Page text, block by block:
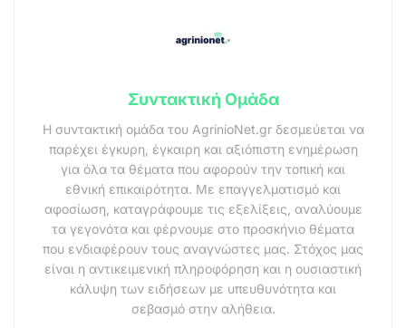
Συντακτική Ομάδα
Η συντακτική ομάδα του AgrinioNet.gr δεσμεύεται να
παρέχει έγκυρη, έγκαιρη και αξιόπιστη ενημέρωση
για όλα τα θέματα που αφορούν την τοπική και
εθνική επικαιρότητα. Με επαγγελματισμό και
αφοσίωση, καταγράφουμε τις εξελίξεις, αναλύουμε
τα γεγονότα και φέρνουμε στο προσκήνιο θέματα
που ενδιαφέρουν τους αναγνώστες μας. Στόχος μας
είναι η αντικειμενική πληροφόρηση και η ουσιαστική
κάλυψη των ειδήσεων με υπευθυνότητα και
σεβασμό στην αλήθεια.